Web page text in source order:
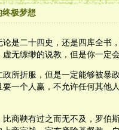
终极梦想
是二十四史，还是四库全书
无缥缈的说教，但是你一定
所折服，但是一定能够被暴
一个人赢，不允许任何其他
商鞅有过之而无不及，罗伯